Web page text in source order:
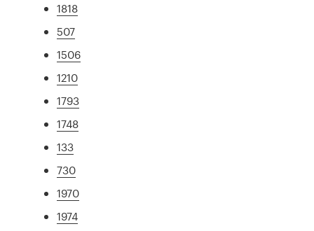
1818
507
1506
1210
1793
1748
133
730
1970
1974